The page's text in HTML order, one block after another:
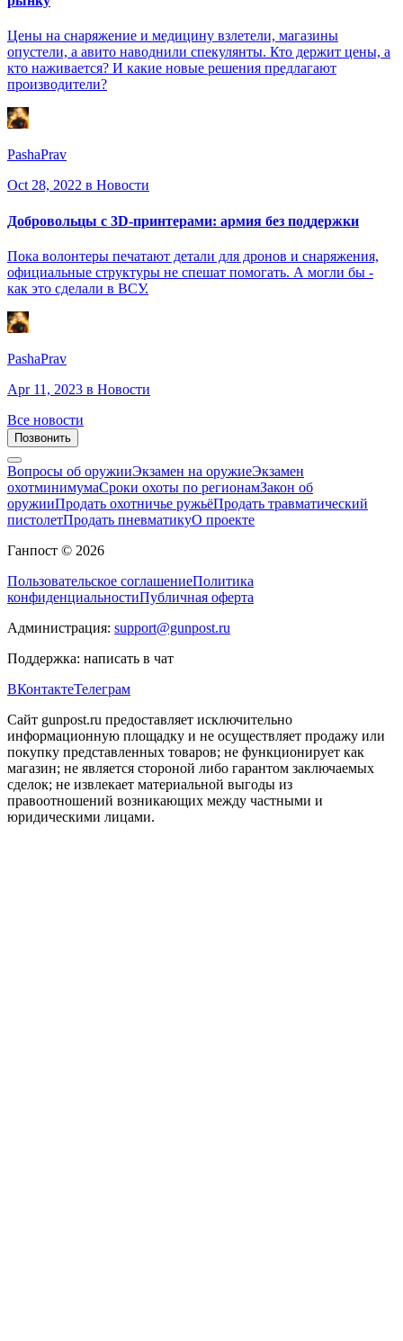
Цены на снаряжение и медицину взлетели, магазины
опустели, а авито наводнили спекулянты. Кто держит цены, а
кто наживается? И какие новые решения предлагают
производители?
PashaPrav
Oct 28, 2022 в Новости
Добровольцы с 3D-принтерами: армия без поддержки
Пока волонтеры печатают детали для дронов и снаряжения,
официальные структуры не спешат помогать. А могли бы -
как это сделали в ВСУ.
PashaPrav
Apr 11, 2023 в Новости
Все новости
Позвонить
Вопросы об оружииЭкзамен на оружиеЭкзамен
охотминимумаСроки охоты по регионамЗакон об
оружииПродать охотничье ружьёПродать травматический
пистолетПродать пневматикуО проекте
Ганпост © 2026
Пользовательское соглашениеПолитика
конфиденциальностиПубличная оферта
Администрация: support@gunpost.ru
Поддержка: написать в чат
ВКонтактеТелеграм
Сайт gunpost.ru предоставляет исключительно
информационную площадку и не осуществляет продажу или
покупку представленных товаров; не функционирует как
магазин; не является стороной либо гарантом заключаемых
сделок; не извлекает материальной выгоды из
правоотношений возникающих между частными и
юридическими лицами.